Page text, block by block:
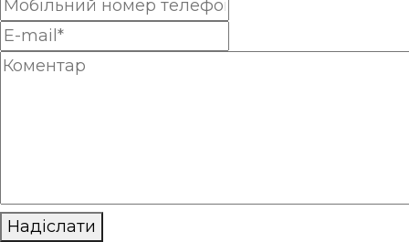
Надіслати